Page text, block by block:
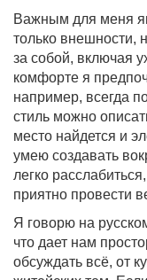
Важным для меня
только внешности,
за собой, включая
комфорте я
например, всегда
стиль можно
место найдется и
умею создавать
легко
приятно провести
Я говорю на
что дает нам
обсуждать всё, от